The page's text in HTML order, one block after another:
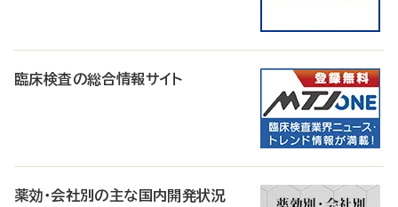
臨床検査の総合情報サイト
薬効・会社別の主な国内開発状況